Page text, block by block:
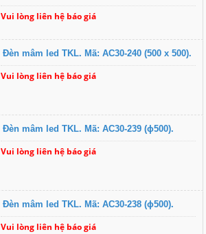
Vui lòng liên hệ báo giá
Đèn mâm led TKL. Mã: AC30-240 (500 x 500).
Vui lòng liên hệ báo giá
Đèn mâm led TKL. Mã: AC30-239 (ɸ500).
Vui lòng liên hệ báo giá
Đèn mâm led TKL. Mã: AC30-238 (ɸ500).
Vui lòng liên hệ báo giá